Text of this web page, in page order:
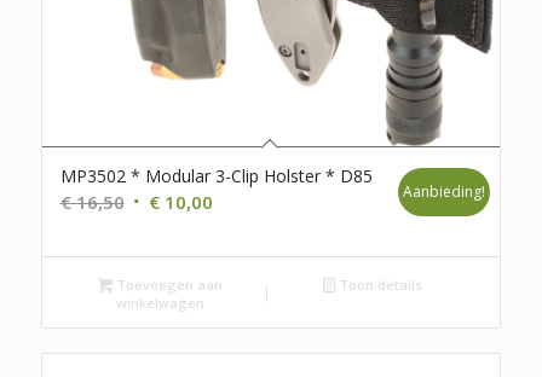
MP3502 * Modular 3-Clip Holster * D85
€16,50 Oorspronkelijke
was:
€ 16,50.
€10,00Huidige
is:
€ 10,00.
Aanbieding!
Toevoegen aan
winkelwagen
Toon details